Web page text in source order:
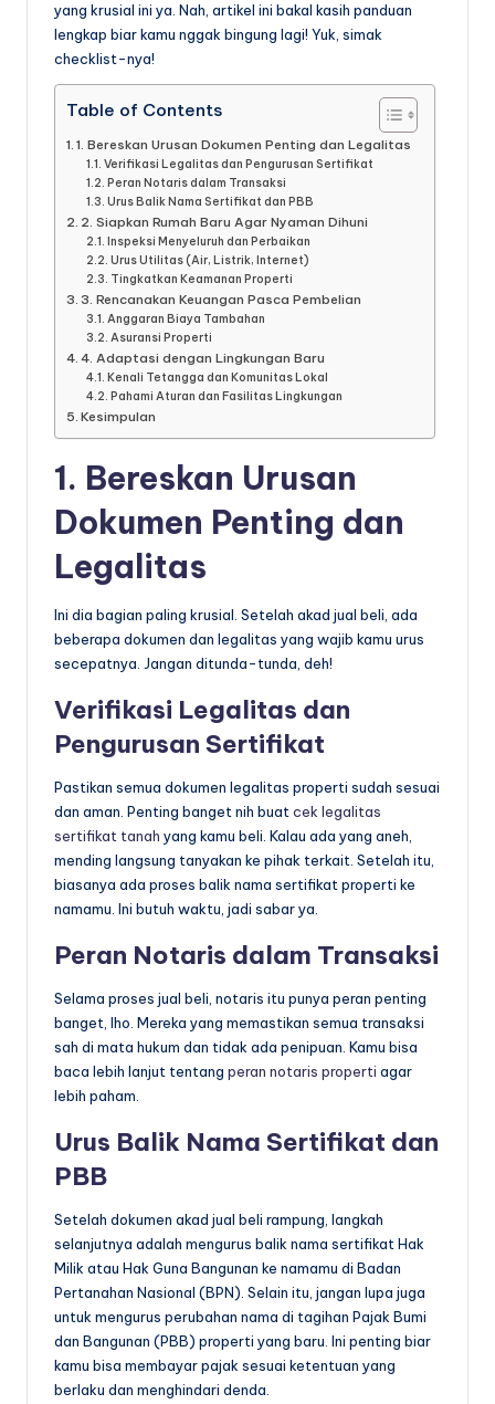
yang krusial ini ya. Nah, artikel ini bakal kasih panduan
lengkap biar kamu nggak bingung lagi! Yuk, simak
checklist-nya!
Table of Contents
1. Bereskan Urusan Dokumen Penting dan Legalitas
Verifikasi Legalitas dan Pengurusan Sertifikat
Peran Notaris dalam Transaksi
Urus Balik Nama Sertifikat dan PBB
2. Siapkan Rumah Baru Agar Nyaman Dihuni
Inspeksi Menyeluruh dan Perbaikan
Urus Utilitas (Air, Listrik, Internet)
Tingkatkan Keamanan Properti
3. Rencanakan Keuangan Pasca Pembelian
Anggaran Biaya Tambahan
Asuransi Properti
4. Adaptasi dengan Lingkungan Baru
Kenali Tetangga dan Komunitas Lokal
Pahami Aturan dan Fasilitas Lingkungan
Kesimpulan
1. Bereskan Urusan
Dokumen Penting dan
Legalitas
Ini dia bagian paling krusial. Setelah akad jual beli, ada
beberapa dokumen dan legalitas yang wajib kamu urus
secepatnya. Jangan ditunda-tunda, deh!
Verifikasi Legalitas dan
Pengurusan Sertifikat
Pastikan semua dokumen legalitas properti sudah sesuai
dan aman. Penting banget nih buat cek legalitas
sertifikat tanah yang kamu beli. Kalau ada yang aneh,
mending langsung tanyakan ke pihak terkait. Setelah itu,
biasanya ada proses balik nama sertifikat properti ke
namamu. Ini butuh waktu, jadi sabar ya.
Peran Notaris dalam Transaksi
Selama proses jual beli, notaris itu punya peran penting
banget, lho. Mereka yang memastikan semua transaksi
sah di mata hukum dan tidak ada penipuan. Kamu bisa
baca lebih lanjut tentang peran notaris properti agar
lebih paham.
Urus Balik Nama Sertifikat dan
PBB
Setelah dokumen akad jual beli rampung, langkah
selanjutnya adalah mengurus balik nama sertifikat Hak
Milik atau Hak Guna Bangunan ke namamu di Badan
Pertanahan Nasional (BPN). Selain itu, jangan lupa juga
untuk mengurus perubahan nama di tagihan Pajak Bumi
dan Bangunan (PBB) properti yang baru. Ini penting biar
kamu bisa membayar pajak sesuai ketentuan yang
berlaku dan menghindari denda.